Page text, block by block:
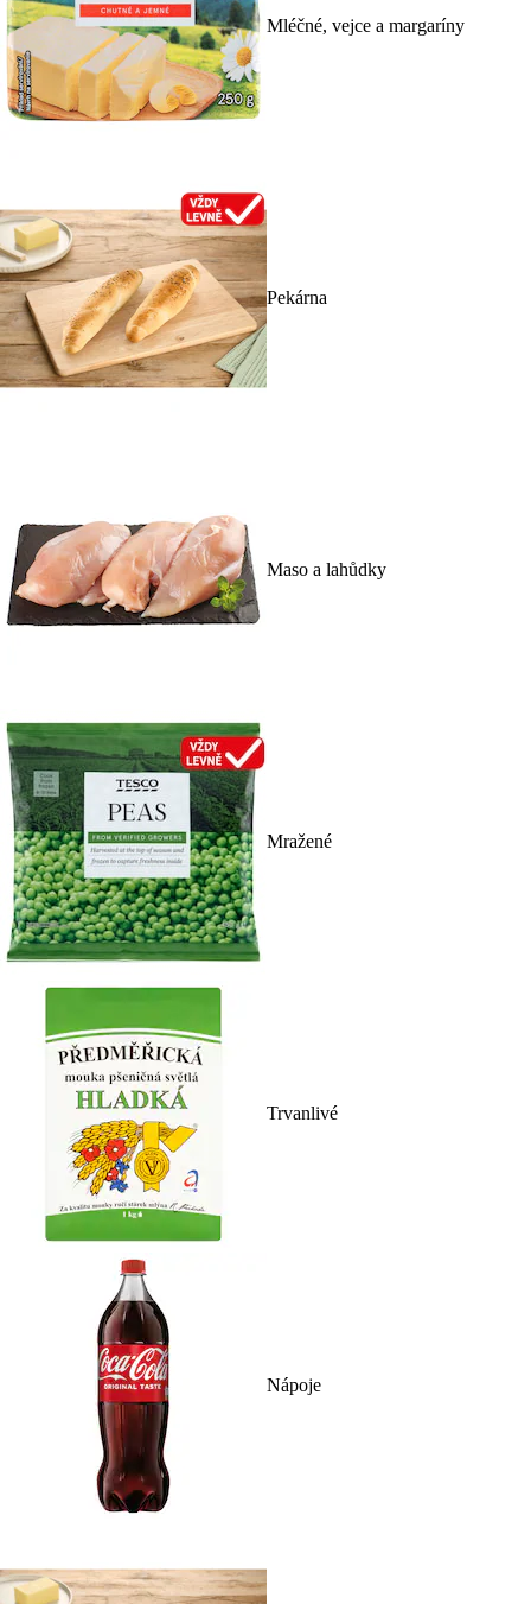
Mléčné, vejce a margaríny
Pekárna
Maso a lahůdky
Mražené
Trvanlivé
Nápoje